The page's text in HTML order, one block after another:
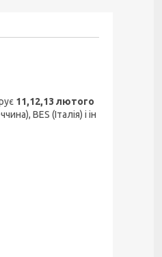
11,12,13 лютого
BES (Італія) і ін